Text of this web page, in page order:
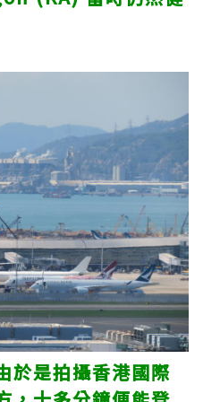
於是拍攝香港國際